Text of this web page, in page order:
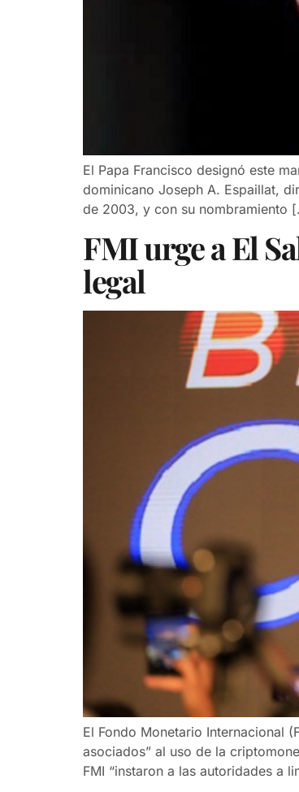
El Papa Francisco designó este
dominicano Joseph A. Espaillat,
de 2003, y con su nombramiento
FMI urge a El
legal
El Fondo Monetario Internacional
asociados” al uso de la
FMI “instaron a las autoridades a